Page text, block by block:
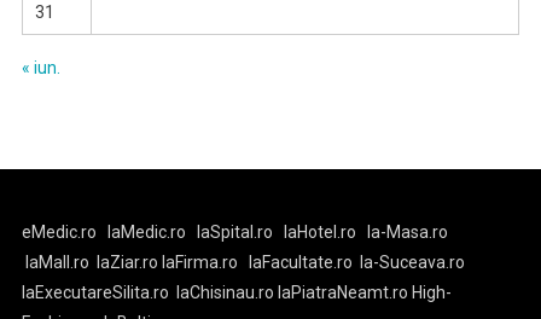
31
« iun.
eMedic.ro laMedic.ro laSpital.ro laHotel.ro
la-Masa.ro
laMall.ro
laZiar.ro laFirma.ro laFacultate.ro
la-Suceava.ro
laExecutareSilita.ro
laChisinau.ro laPiatraNeamt.ro High-